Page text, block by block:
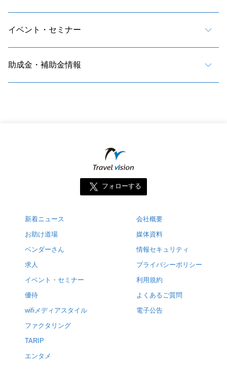
イベント・セミナー
助成金・補助金情報
フォローする
新着ニュース
お助け道場
ベンダーさん
求人
イベント・セミナー
優待
wifiメディアスタイル
ファクタリング
TARIP
エンタメ
会社概要
媒体資料
情報セキュリティ
プライバシーポリシー
利用規約
よくあるご質問
電子公告